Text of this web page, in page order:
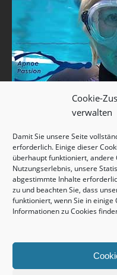
Cookie-
verwalten
Damit Sie unsere Seite
erforderlich. Einige dieser
überhaupt funktioniert,
Nutzungserlebnis, unsere
abgestimmte Inhalte
zu und beachten Sie, dass
funktioniert, wenn Sie in
Informationen zu Cookies